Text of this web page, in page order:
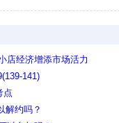
店经济增添市场活力
141)
点
解约吗？